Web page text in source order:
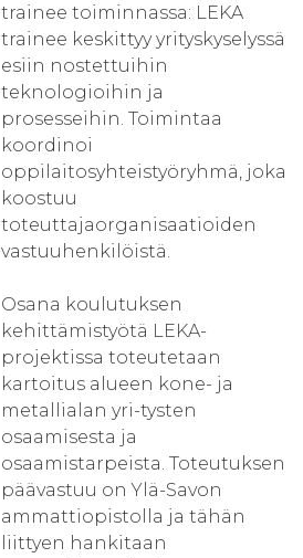
trainee toiminnassa: LEKA
trainee keskittyy yrityskyselyssä
esiin nostettuihin
teknologioihin ja
prosesseihin. Toimintaa
koordinoi
oppilaitosyhteistyöryhmä, joka
koostuu
toteuttajaorganisaatioiden
vastuuhenkilöistä.
Osana koulutuksen
kehittämistyötä LEKA-
projektissa toteutetaan
kartoitus alueen kone- ja
metallialan yri-tysten
osaamisesta ja
osaamistarpeista. Toteutuksen
päävastuu on Ylä-Savon
ammattiopistolla ja tähän
liittyen hankitaan